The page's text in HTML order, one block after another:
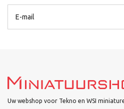
Uw webshop voor Tekno en WSI